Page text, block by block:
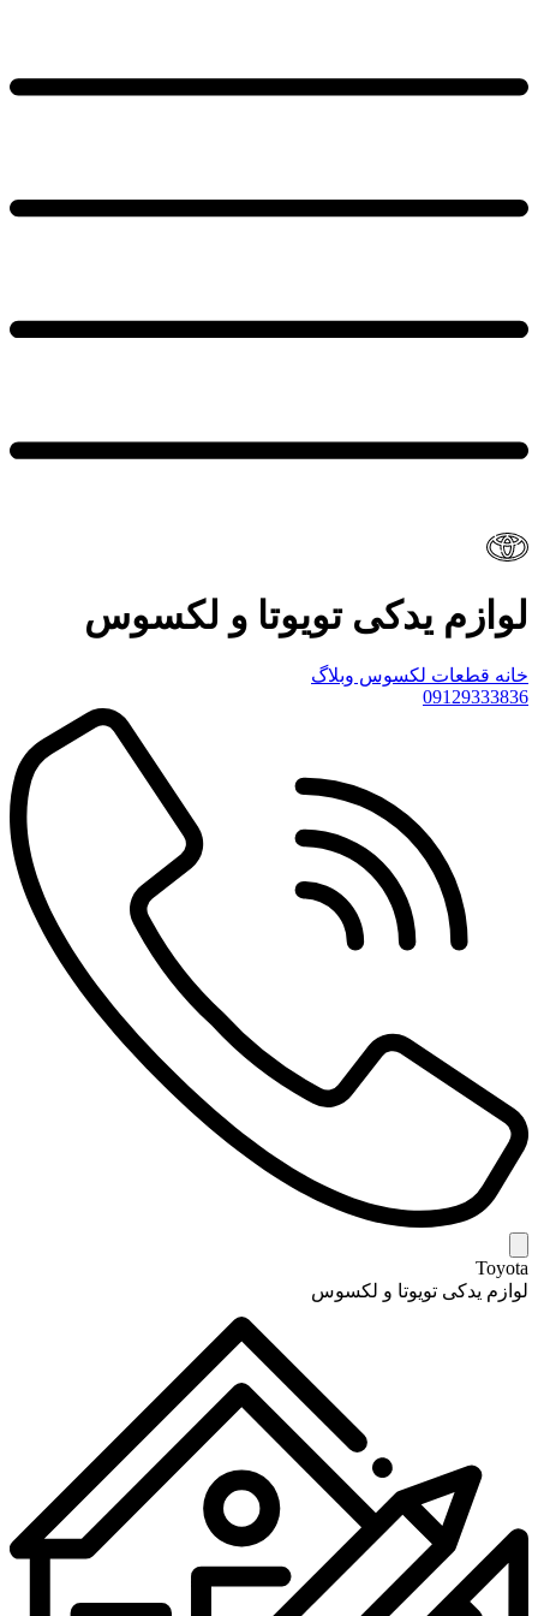
لوازم یدکی تویوتا و لکسوس
خانه قطعات لکسوس وبلاگ
09129333836
Toyota
لوازم یدکی تویوتا و لکسوس